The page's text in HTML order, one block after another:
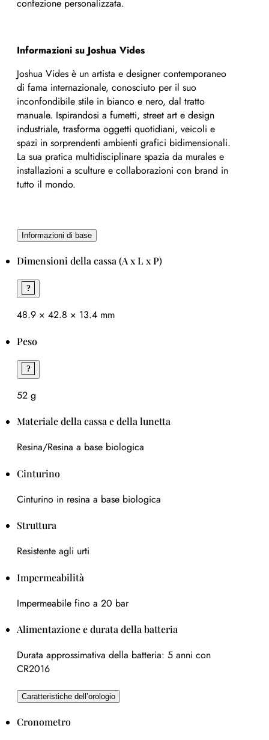
confezione personalizzata.
Informazioni su Joshua Vides
Joshua Vides è un artista e designer contemporaneo
di fama internazionale, conosciuto per il suo
inconfondibile stile in bianco e nero, dal tratto
manuale. Ispirandosi a fumetti, street art e design
industriale, trasforma oggetti quotidiani, veicoli e
spazi in sorprendenti ambienti grafici bidimensionali.
La sua pratica multidisciplinare spazia da murales e
installazioni a sculture e collaborazioni con brand in
tutto il mondo.
Informazioni di base
Dimensioni della cassa (A x L x P)
48.9 × 42.8 × 13.4 mm
Peso
52 g
Materiale della cassa e della lunetta
Resina/Resina a base biologica
Cinturino
Cinturino in resina a base biologica
Struttura
Resistente agli urti
Impermeabilità
Impermeabile fino a 20 bar
Alimentazione e durata della batteria
Durata approssimativa della batteria: 5 anni con
CR2016
Caratteristiche dell’orologio
Cronometro